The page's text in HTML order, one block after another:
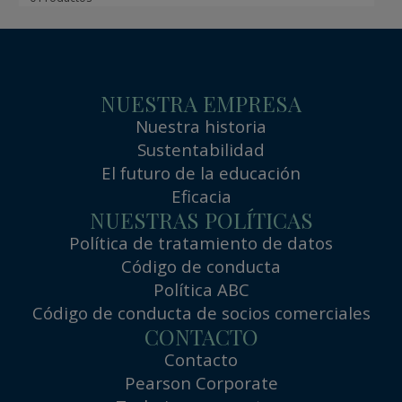
NUESTRA EMPRESA
Nuestra historia
Sustentabilidad
El futuro de la educación
Eficacia
NUESTRAS POLÍTICAS
Política de tratamiento de datos
Código de conducta
Política ABC
Código de conducta de socios comerciales
CONTACTO
Contacto
Pearson Corporate